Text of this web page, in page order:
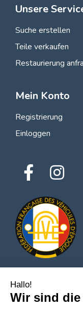
Unsere
Suche erstellen
Teile verkaufen
Restaurierung
Mein Konto
Registrierung
Einloggen
© 2026 Alle
Hallo!
Wir sind